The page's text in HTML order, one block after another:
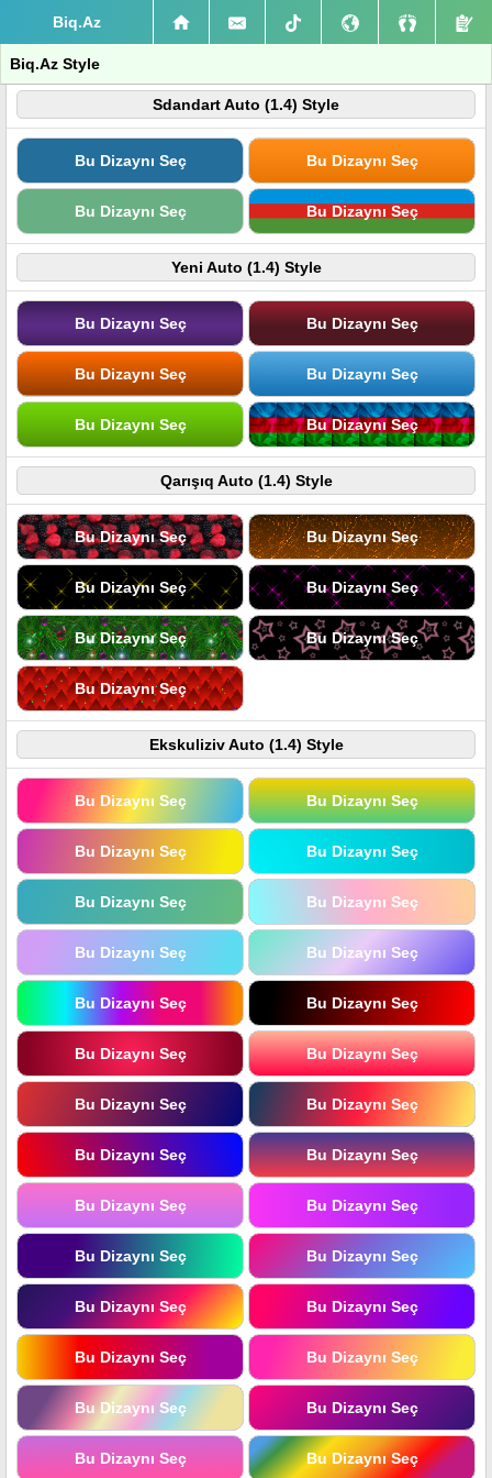
Biq.Az
Biq.Az Style
Sdandart Auto (1.4) Style
Bu Dizaynı Seç Bu Dizaynı Seç
Bu Dizaynı Seç Bu Dizaynı Seç
Yeni Auto (1.4) Style
Bu Dizaynı Seç Bu Dizaynı Seç
Bu Dizaynı Seç Bu Dizaynı Seç
Bu Dizaynı Seç Bu Dizaynı Seç
Qarışıq Auto (1.4) Style
Bu Dizaynı Seç Bu Dizaynı Seç
Bu Dizaynı Seç Bu Dizaynı Seç
Bu Dizaynı Seç Bu Dizaynı Seç
Bu Dizaynı Seç
Ekskuliziv Auto (1.4) Style
Bu Dizaynı Seç Bu Dizaynı Seç
Bu Dizaynı Seç Bu Dizaynı Seç
Bu Dizaynı Seç Bu Dizaynı Seç
Bu Dizaynı Seç Bu Dizaynı Seç
Bu Dizaynı Seç Bu Dizaynı Seç
Bu Dizaynı Seç Bu Dizaynı Seç
Bu Dizaynı Seç Bu Dizaynı Seç
Bu Dizaynı Seç Bu Dizaynı Seç
Bu Dizaynı Seç Bu Dizaynı Seç
Bu Dizaynı Seç Bu Dizaynı Seç
Bu Dizaynı Seç Bu Dizaynı Seç
Bu Dizaynı Seç Bu Dizaynı Seç
Bu Dizaynı Seç Bu Dizaynı Seç
Bu Dizaynı Seç Bu Dizaynı Seç